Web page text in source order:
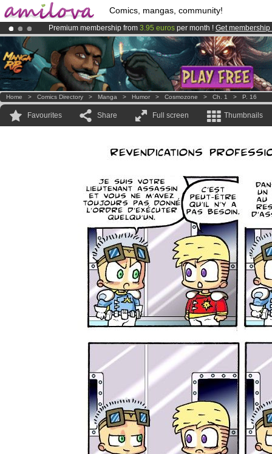
Comics, mangas, community!
Premium membership from 3.95 euros per month ! Get membership
Already 134393membersand 1208comics & mangas!.
AmilovaKickstarter is now LIVE!.
Home > Comics Directory > Manga > Humor > Cosmozone > Ch. 1 > P. 16
Favourites Share Full screen Thumbnails